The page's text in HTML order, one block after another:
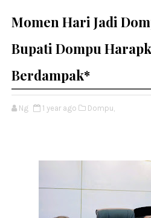
Momen Hari Jadi
Bupati Dompu
Berdampak*
Ng 1 year ago Dompu,